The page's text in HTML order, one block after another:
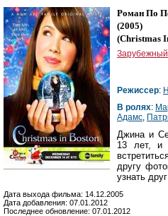
Роман По
(2005)
(Christmas
Режиссер:
В ролях:
Адамс,
Джина и
13 лет, и
другу
узнать
Дата выхода фильма: 14.12.2005
Дата добавления: 07.01.2012
Последнее обновление: 07.01.2012